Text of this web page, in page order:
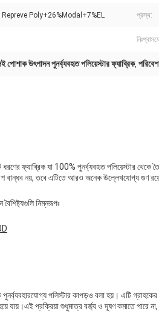
Repreve Poly+26%Modal+7%EL প্রস্থ:
পোশাক উৎপাদন পুনর্ব্যবহৃত পলিয়েস্টার ফ্যাব্রিক,
ধরণের ফ্যাব্রিক যা 100% পুনর্ব্যবহৃত পলিয়েস্টার
বান্ধব নয়, তবে এটিতে আরও অনেক উল্লেখযোগ্য গুণ
নিম্নরূপঃ
পুনর্ব্যবহারযোগ্য পলিস্টার কাপড়ও বলা হয়। এটি
যায়।এই প্রক্রিয়া শুধুমাত্র বর্জ্য ও দূষণ কমাতে পারে